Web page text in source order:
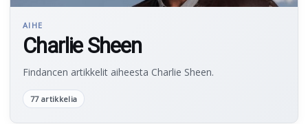
AIHE
Charlie Sheen
Findancen artikkelit aiheesta Charlie Sheen.
77 artikkelia